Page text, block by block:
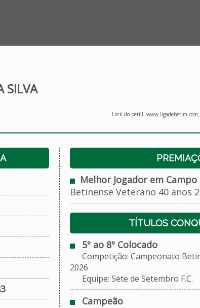
SILVA
Link do perfil:
Melhor Jogador em Campo
Betinense Veterano 40 anos
TÍTULOS
5º ao 8º Colocado
Competição: Campeonato
2026
Equipe: Sete de Setembro F.C.
Campeão